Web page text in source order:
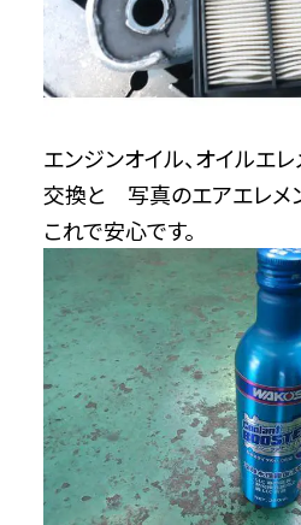
エンジンオイル、オイルエレ
交換と 写真のエアエレメ
これで安心です。